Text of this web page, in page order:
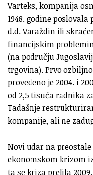
Varteks, kompanija
1948. godine
d.d. Varaždin ili
financijskim
(na području
trgovina). Prvo
provedeno je 2004. i
od 2,5 tisuća radnika
Tadašnje
kompanije, ali ne
Novi udar na
ekonomskom krizom
ta se kriza prelila